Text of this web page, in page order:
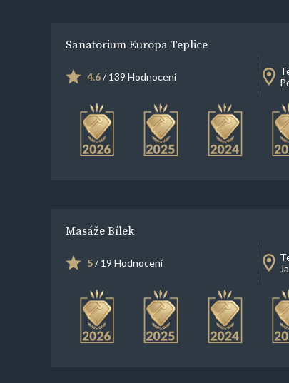
Sanatorium Europa Teplice
4.6/ 139 Hodnocení
Masáže Bílek
5/ 19 Hodnocení